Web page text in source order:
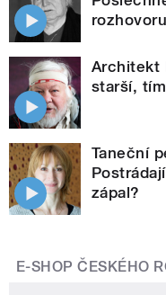
Architekt
starší,
Taneční
zápal?
E-SHOP ČESKÉHO